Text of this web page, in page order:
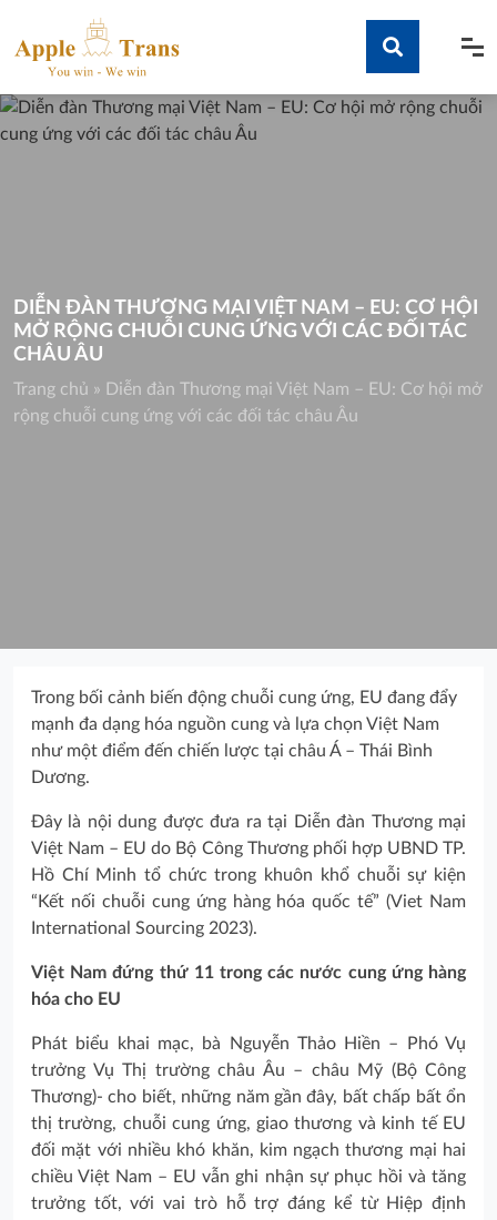
content
Tìm kiếm
DIỄN ĐÀN THƯƠNG MẠI VIỆT NAM – EU: CƠ HỘI
MỞ RỘNG CHUỖI CUNG ỨNG VỚI CÁC ĐỐI TÁC
CHÂU ÂU
Trang chủ » Diễn đàn Thương mại Việt Nam – EU: Cơ hội mở
rộng chuỗi cung ứng với các đối tác châu Âu
Trong bối cảnh biến động chuỗi cung ứng, EU đang đẩy
mạnh đa dạng hóa nguồn cung và lựa chọn Việt Nam
như một điểm đến chiến lược tại châu Á – Thái Bình
Dương.
Đây là nội dung được đưa ra tại Diễn đàn Thương mại
Việt Nam – EU do Bộ Công Thương phối hợp UBND TP.
Hồ Chí Minh tổ chức trong khuôn khổ chuỗi sự kiện
“Kết nối chuỗi cung ứng hàng hóa quốc tế” (Viet Nam
International Sourcing 2023).
Việt Nam đứng thứ 11 trong các nước cung ứng hàng
hóa cho EU
Phát biểu khai mạc, bà Nguyễn Thảo Hiền – Phó Vụ
trưởng Vụ Thị trường châu Âu – châu Mỹ (Bộ Công
Thương)- cho biết, những năm gần đây, bất chấp bất ổn
thị trường, chuỗi cung ứng, giao thương và kinh tế EU
đối mặt với nhiều khó khăn, kim ngạch thương mại hai
chiều Việt Nam – EU vẫn ghi nhận sự phục hồi và tăng
trưởng tốt, với vai trò hỗ trợ đáng kể từ Hiệp định